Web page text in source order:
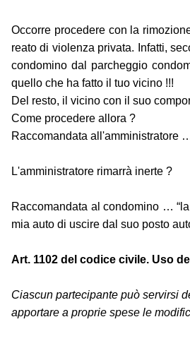
Occorre procedere con la
reato di violenza privata. Infatti,
condomino dal parcheggio
quello che ha fatto il tuo vicino !!!
Del resto, il vicino con il suo
Come procedere allora ?
Raccomandata all'amministratore
L'amministratore rimarrà inerte ?
Raccomandata al condomino …
mia auto di uscire dal suo posto
Art. 1102 del codice civile. Uso
Ciascun partecipante può servirsi
apportare a proprie spese le